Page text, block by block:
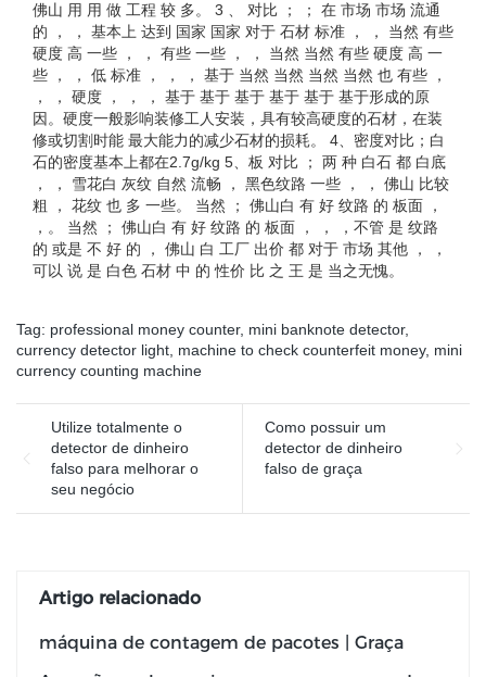
佛山 用 用 做 工程 较 多。 3 、 对比 ； ； 在 市场 市场 流通
的 ， ， 基本上 达到 国家 国家 对于 石材 标准 ， ， 当然 有些
硬度 高 一些 ， ， 有些 一些 ， ， 当然 当然 有些 硬度 高 一
些 ， ， 低 标准 ， ， ， 基于 当然 当然 当然 当然 也 有些 ，
， ， 硬度 ， ， ， 基于 基于 基于 基于 基于 基于形成的原
因。硬度一般影响装修工人安装，具有较高硬度的石材，在装
修或切割时能 最大能力的减少石材的损耗。 4、密度对比；白
石的密度基本上都在2.7g/kg 5、板 对比 ； 两 种 白石 都 白底
， ， 雪花白 灰纹 自然 流畅 ， 黑色纹路 一些 ， ， 佛山 比较
粗 ， 花纹 也 多 一些。 当然 ； 佛山白 有 好 纹路 的 板面 ，
，。 当然 ； 佛山白 有 好 纹路 的 板面 ， ， ，不管 是 纹路
的 或是 不 好 的 ， 佛山 白 工厂 出价 都 对于 市场 其他 ， ，
可以 说 是 白色 石材 中 的 性价 比 之 王 是 当之无愧。
Tag: professional money counter, mini banknote detector,
currency detector light, machine to check counterfeit money, mini
currency counting machine
Utilize totalmente o
detector de dinheiro
falso para melhorar o
seu negócio
Como possuir um
detector de dinheiro
falso de graça
Artigo relacionado
máquina de contagem de pacotes | Graça